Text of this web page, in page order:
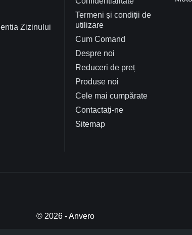
Zizinului
Termeni și condiții de
utilizare
Cum Comand
Despre noi
Reduceri de preț
Produse noi
Cele mai cumpărate
Contactați-ne
Sitemap
© 2026 - Anvero